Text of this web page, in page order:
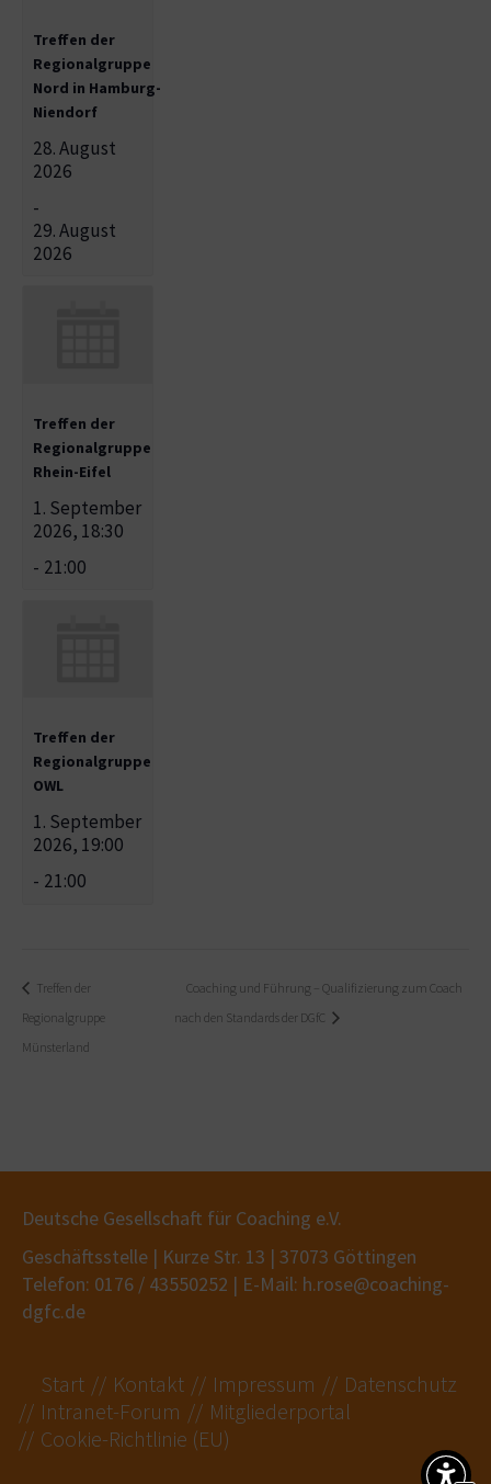
Treffen der
Regionalgruppe
Nord in Hamburg-
Niendorf
28. August
2026
-
29. August
2026
Treffen der
Regionalgruppe
Rhein-Eifel
1. September
2026, 18:30
- 21:00
Treffen der
Regionalgruppe
OWL
1. September
2026, 19:00
- 21:00
Treffen der
Regionalgruppe
Münsterland
Coaching und Führung – Qualifizierung zum Coach
nach den Standards der DGfC
Deutsche Gesellschaft für Coaching e.V.
Geschäftsstelle | Kurze Str. 13 | 37073 Göttingen
Telefon: 0176 / 43550252 | E-Mail: h.rose@coaching-
dgfc.de
Start Kontakt Impressum
Datenschutz
Intranet-Forum
Mitgliederportal
Cookie-Richtlinie (EU)